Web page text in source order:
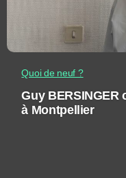
Quoi de neuf ?
Guy
à Montpellier